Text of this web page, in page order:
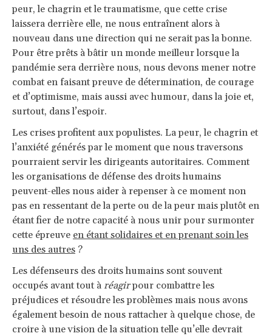
peur, le chagrin et le traumatisme, que cette crise
laissera derrière elle, ne nous entraînent alors à
nouveau dans une direction qui ne serait pas la bonne.
Pour être prêts à bâtir un monde meilleur lorsque la
pandémie sera derrière nous, nous devons mener notre
combat en faisant preuve de détermination, de courage
et d’optimisme, mais aussi avec humour, dans la joie et,
surtout, dans l’espoir.
Les crises profitent aux populistes. La peur, le chagrin et
l’anxiété générés par le moment que nous traversons
pourraient servir les dirigeants autoritaires. Comment
les organisations de défense des droits humains
peuvent-elles nous aider à repenser à ce moment non
pas en ressentant de la perte ou de la peur mais plutôt en
étant fier de notre capacité à nous unir pour surmonter
cette épreuve en étant solidaires et en prenant soin les
uns des autres ?
Les défenseurs des droits humains sont souvent
occupés avant tout à réagirpour combattre les
préjudices et résoudre les problèmes mais nous avons
également besoin de nous rattacher à quelque chose, de
croire à une vision de la situation telle qu’elle devrait